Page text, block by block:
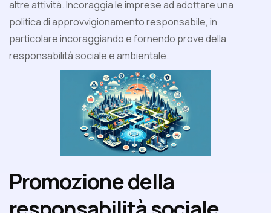
altre attività. Incoraggia le imprese ad adottare una
politica di approvvigionamento responsabile, in
particolare incoraggiando e fornendo prove della
responsabilità sociale e ambientale.
Promozione della